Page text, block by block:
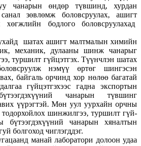
чанарын өндөр түвшинд, хурдан
зөвлөмж боловсруулах, ашигт
бодлого боловсруулахад
шатах ашигт малтмалын химийн
механик, дулааны шинж чанарыг
туршилт гүйцэтгэх. Түүнчлэн шатах
нэмүү өртөг шингэсэн
байгаль орчинд хор нөлөө багатай
гүйцэтгэхээс гадна экспортын
чанарын түвшинг
үүрэг­тэй. Мөн уул уурхайн орчны
шинжилгээ, туршилт гүй­
бүтээгдэхүүний чанарын хяналтын
болгоход чиглэгддэг.
манай лаборатори долоон удаа